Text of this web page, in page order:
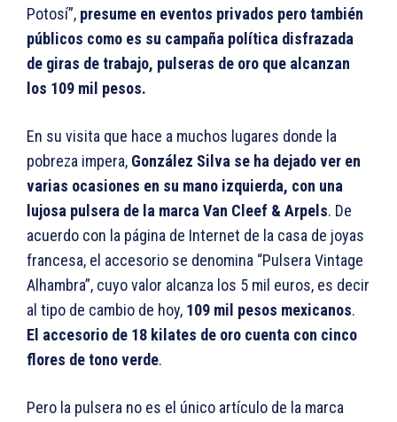
Potosí”, presume en eventos privados pero también
públicos como es su campaña política disfrazada
de giras de trabajo, pulseras de oro que alcanzan
los 109 mil pesos.
En su visita que hace a muchos lugares donde la
pobreza impera, González Silva se ha dejado ver en
varias ocasiones en su mano izquierda, con una
lujosa pulsera de la marca Van Cleef & Arpels. De
acuerdo con la página de Internet de la casa de joyas
francesa, el accesorio se denomina “Pulsera Vintage
Alhambra”, cuyo valor alcanza los 5 mil euros, es decir
al tipo de cambio de hoy, 109 mil pesos mexicanos.
El accesorio de 18 kilates de oro cuenta con cinco
flores de tono verde.
Pero la pulsera no es el único artículo de la marca